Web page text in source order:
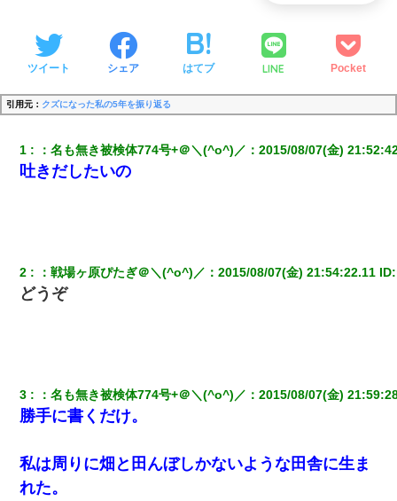
ツイート シェア はてブ LINE Pocket
引用元： クズになった私の5年を振り返る
1 ：名も無き被検体774号+＠＼(^o^)／ ：2015/08/07(金)
吐きだしたいの
2 ：戦場ヶ原ぴたぎ＠＼(^o^)／ ：2015/08/07(金) 21:54:22.11 ID:
どうぞ
3 ：名も無き被検体774号+＠＼(^o^)／ ：2015/08/07(金)
勝手に書くだけ。
私は周りに畑と田んぼしかないような田舎に生ま
れた。